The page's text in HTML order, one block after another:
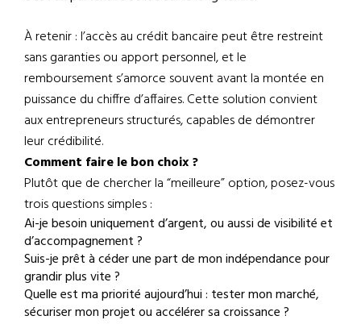
À retenir : l’accès au crédit bancaire peut être restreint
sans garanties ou apport personnel, et le
remboursement s’amorce souvent avant la montée en
puissance du chiffre d’affaires. Cette solution convient
aux entrepreneurs structurés, capables de démontrer
leur crédibilité.
Comment faire le bon choix ?
Plutôt que de chercher la “meilleure” option, posez-vous
trois questions simples :
Ai-je besoin uniquement d’argent, ou aussi de visibilité et
d’accompagnement ?
Suis-je prêt à céder une part de mon indépendance pour
grandir plus vite ?
Quelle est ma priorité aujourd’hui : tester mon marché,
sécuriser mon projet ou accélérer sa croissance ?